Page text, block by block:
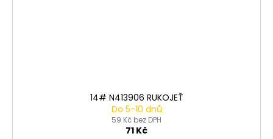
14# N413906 RUKOJEŤ
Do 5-10 dnů
59 Kč bez DPH
71 Kč